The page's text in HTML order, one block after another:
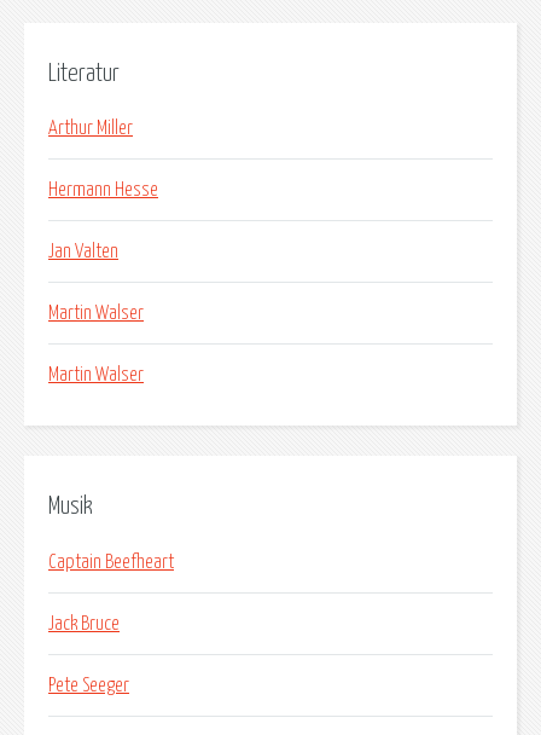
Literatur
Arthur Miller
Hermann Hesse
Jan Valten
Martin Walser
Martin Walser
Musik
Captain Beefheart
Jack Bruce
Pete Seeger